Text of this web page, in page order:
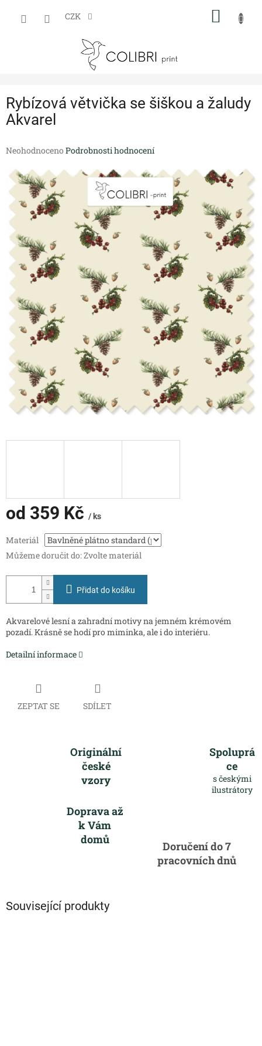
CZK
Rybízová větvička se šiškou a žaludy
Akvarel
Průměrné
produktu
0,0
z
hvězdiček.
Neohodnoceno Podrobnosti hodnocení
od 359 Kč / ks
cena:
Materiál
Můžeme doručit do:Zvolte materiál
Přidat do košíku
Akvarelové lesní a zahradní motivy na jemném krémovém
pozadí. Krásně se hodí pro miminka, ale i do interiéru.
Detailní informace
ZEPTAT SE SDÍLET
Originální
české
vzory
Spoluprá
ce
s českými
ilustrátory
Doprava až
k Vám
domů
Doručení do 7
pracovních dnů
Související produkty